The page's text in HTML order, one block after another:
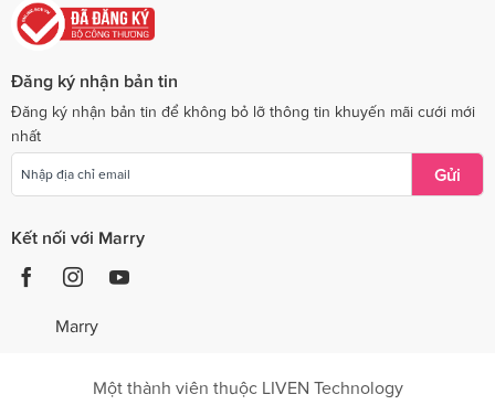
Đăng ký nhận bản tin
Đăng ký nhận bản tin để không bỏ lỡ thông tin khuyến mãi cưới mới
nhất
Gửi
Kết nối với Marry
Marry
Một thành viên thuộc LIVEN Technology